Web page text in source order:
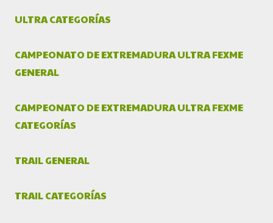
ULTRA CATEGORÍAS
CAMPEONATO DE EXTREMADURA ULTRA FEXME
GENERAL
CAMPEONATO DE EXTREMADURA ULTRA FEXME
CATEGORÍAS
TRAIL GENERAL
TRAIL CATEGORÍAS